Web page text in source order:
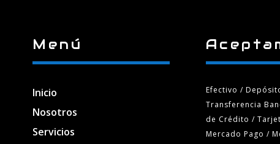
Menú
Inicio
Nosotros
Servicios
Efectivo /
Transferencia
de Crédito /
Mercado Pago /